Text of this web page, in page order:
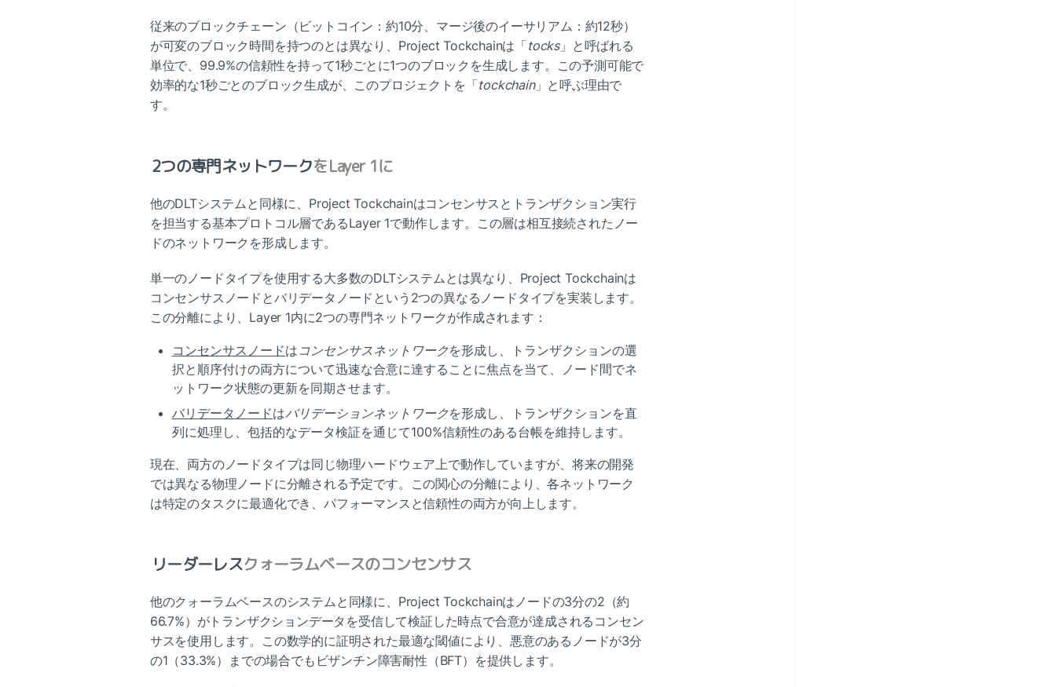
従来のブロックチェーン（ビットコイン：約10分、マージ後のイーサリアム：約12秒）
が可変のブロック時間を持つのとは異なり、Project Tockchainは「tocks」と呼ばれる
単位で、99.9%の信頼性を持って1秒ごとに1つのブロックを生成します。この予測可能で
効率的な1秒ごとのブロック生成が、このプロジェクトを「tockchain」と呼ぶ理由で
す。
2つの専門ネットワークをLayer 1に
他のDLTシステムと同様に、Project Tockchainはコンセンサスとトランザクション実行
を担当する基本プロトコル層であるLayer 1で動作します。この層は相互接続されたノー
ドのネットワークを形成します。
単一のノードタイプを使用する大多数のDLTシステムとは異なり、Project Tockchainは
コンセンサスノードとバリデータノードという2つの異なるノードタイプを実装します。
この分離により、Layer 1内に2つの専門ネットワークが作成されます：
コンセンサスノードは コンセンサスネットワークを形成し、トランザクションの選
択と順序付けの両方について迅速な合意に達することに焦点を当て、ノード間でネ
ットワーク状態の更新を同期させます。
バリデータノードはバリデーションネットワークを形成し、トランザクションを直
列に処理し、包括的なデータ検証を通じて100%信頼性のある台帳を維持します。
現在、両方のノードタイプは同じ物理ハードウェア上で動作していますが、将来の開発
では異なる物理ノードに分離される予定です。この関心の分離により、各ネットワーク
は特定のタスクに最適化でき、パフォーマンスと信頼性の両方が向上します。
リーダーレスクォーラムベースのコンセンサス
他のクォーラムベースのシステムと同様に、Project Tockchainはノードの3分の2（約
66.7%）がトランザクションデータを受信して検証した時点で合意が達成されるコンセン
サスを使用します。この数学的に証明された最適な閾値により、悪意のあるノードが3分
の1（33.3%）までの場合でもビザンチン障害耐性（BFT）を提供します。